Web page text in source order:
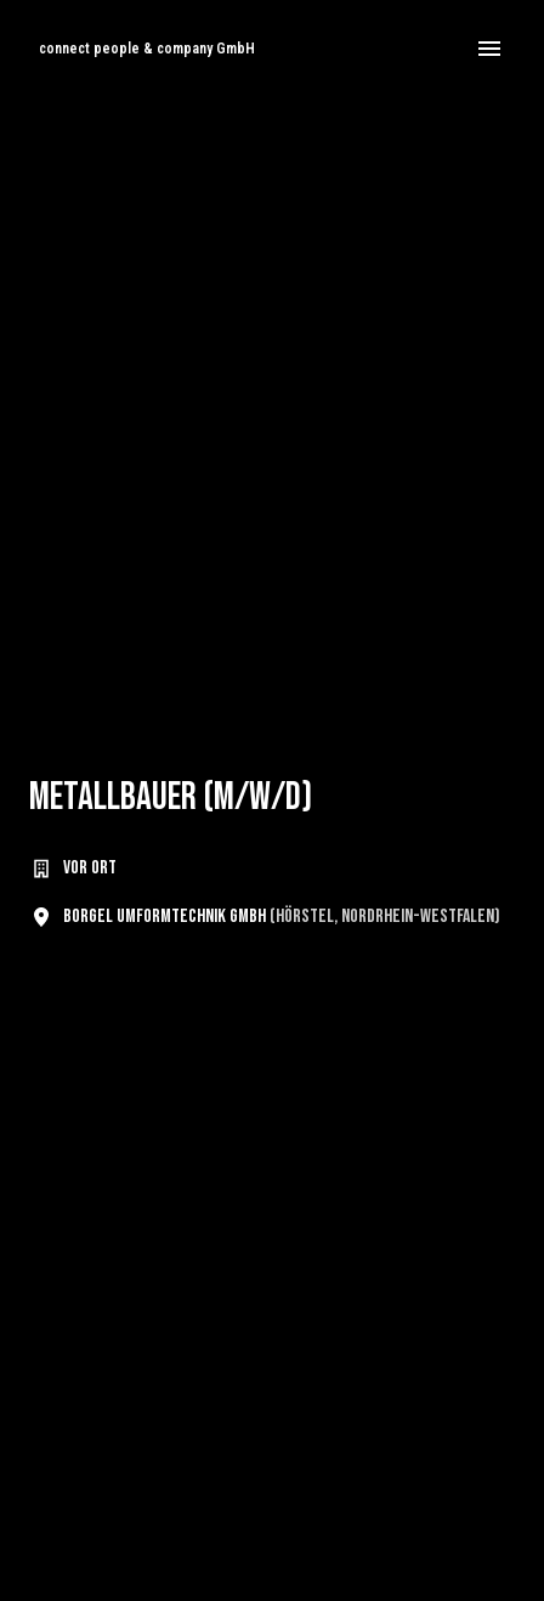
connect people & company GmbH
Startseite
Metallbauer (m/w/d)
vor Ort
Borgel Umformtechnik GmbH (Hörstel, Nordrhein-Westfalen)